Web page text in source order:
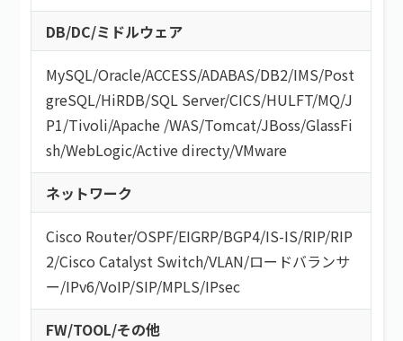
DB/DC/ミドルウェア
MySQL/Oracle/ACCESS/ADABAS/DB2/IMS/Post
greSQL/HiRDB/SQL Server/CICS/HULFT/MQ/J
P1/Tivoli/Apache /WAS/Tomcat/JBoss/GlassFi
sh/WebLogic/Active directy/VMware
ネットワーク
Cisco Router/OSPF/EIGRP/BGP4/IS-IS/RIP/RIP
2/Cisco Catalyst Switch/VLAN/ロードバランサ
ー/IPv6/VoIP/SIP/MPLS/IPsec
FW/TOOL/その他